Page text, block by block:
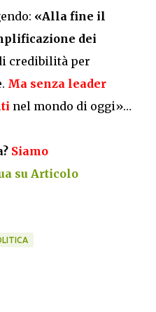
«Alla fine il
dei
credibilità per
Ma senza leader
nel mondo di oggi»…
Siamo
su Articolo